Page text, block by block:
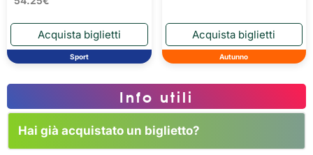
Sport Autunno
Info utili
Hai già acquistato un biglietto?